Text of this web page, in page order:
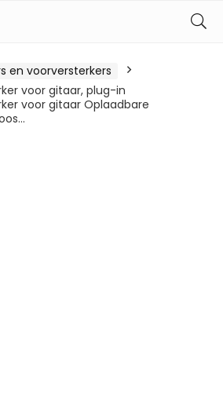
en voorversterkers
voor gitaar, plug-in
voor gitaar Oplaadbare